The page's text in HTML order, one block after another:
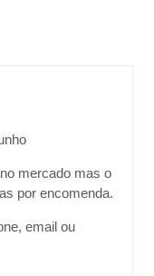
mercado mas o
por encomenda.
email ou